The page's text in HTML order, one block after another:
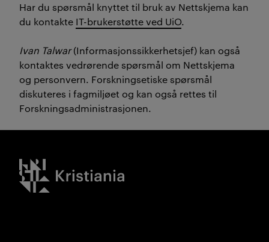
Har du spørsmål knyttet til bruk av Nettskjema kan
du kontakte IT-brukerstøtte ved UiO.
Ivan Talwar(Informasjonssikkerhetsjef) kan også
kontaktes vedrørende spørsmål om Nettskjema
og personvern. Forskningsetiske spørsmål
diskuteres i fagmiljøet og kan også rettes til
Forskningsadministrasjonen.
Kristiania logo